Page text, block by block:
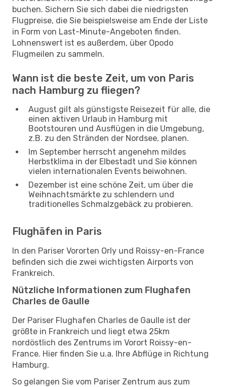
buchen. Sichern Sie sich dabei die niedrigsten
Flugpreise, die Sie beispielsweise am Ende der Liste
in Form von Last-Minute-Angeboten finden.
Lohnenswert ist es außerdem, über Opodo
Flugmeilen zu sammeln.
Wann ist die beste Zeit, um von Paris
nach Hamburg zu fliegen?
August gilt als günstigste Reisezeit für alle, die
einen aktiven Urlaub in Hamburg mit
Bootstouren und Ausflügen in die Umgebung,
z.B. zu den Stränden der Nordsee, planen.
Im September herrscht angenehm mildes
Herbstklima in der Elbestadt und Sie können
vielen internationalen Events beiwohnen.
Dezember ist eine schöne Zeit, um über die
Weihnachtsmärkte zu schlendern und
traditionelles Schmalzgebäck zu probieren.
Flughäfen in Paris
In den Pariser Vororten Orly und Roissy-en-France
befinden sich die zwei wichtigsten Airports von
Frankreich.
Nützliche Informationen zum Flughafen
Charles de Gaulle
Der Pariser Flughafen Charles de Gaulle ist der
größte in Frankreich und liegt etwa 25km
nordöstlich des Zentrums im Vorort Roissy-en-
France. Hier finden Sie u.a. Ihre Abflüge in Richtung
Hamburg.
So gelangen Sie vom Pariser Zentrum aus zum